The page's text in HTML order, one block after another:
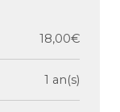
18,00€
1 an(s)